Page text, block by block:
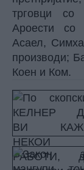
трговци со
Ароести со
Асаел,
производи;
Коен и Ком.